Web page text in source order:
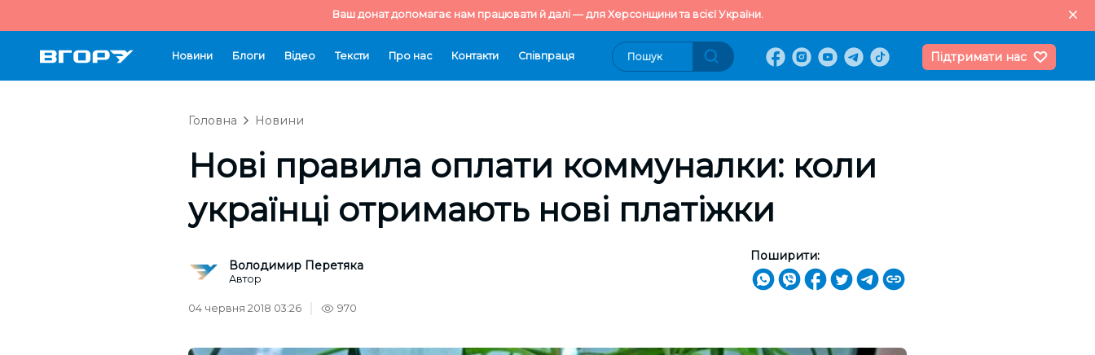
Ваш донат допомагає нам працювати й далі — для Херсонщини та всієї України.
Новини Блоги Відео Тексти Про нас Контакти Cпівпраця Підтримати нас
Головна Новини
Нові правила оплати коммуналки: коли
українці отримають нові платіжки
Володимир Перетяка
Автор
Поширити:
04 червня 2018 03:26 970